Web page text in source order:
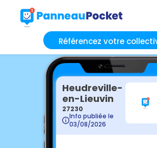
Référencez votre
Heudreville-
en-Lieuvin
27230
Info publiée le
03/08/2026